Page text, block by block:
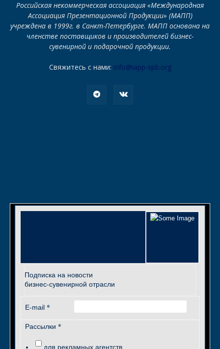
Российская некоммерческая ассоциация «Международная
Ассоциация Презентационной Продукции» (МАПП)
учреждена в 1999г. в Санкт-Петербурге. МАПП основана на
членстве поставщиков и производителей бизнес-
сувенирной и подарочной продукции.
Свяжитесь с нами: info@iapp-spb.org
Подписка на новости
бизнес-сувенирной отрасли
E-mail *
Рассылки *
для рекламных агентств